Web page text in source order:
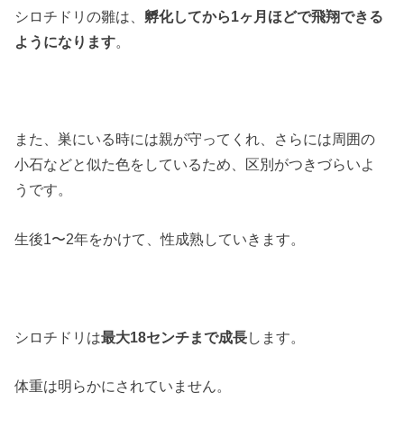
シロチドリの雛は、 孵化してから1ヶ月ほどで飛翔できる
ようになります。
また、巣にいる時には親が守ってくれ、さらには周囲の
小石などと似た色をしているため、区別がつきづらいよ
うです。
生後1〜2年をかけて、性成熟していきます。
シロチドリは最大18センチまで成長します。
体重は明らかにされていません。